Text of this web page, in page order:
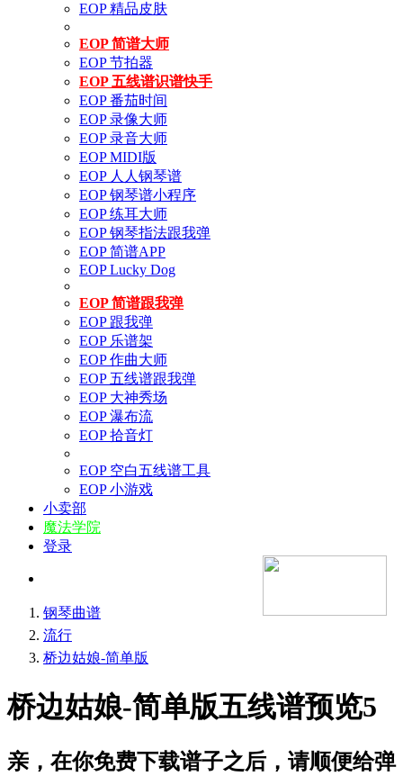
EOP 精品皮肤
EOP 简谱大师
EOP 节拍器
EOP 五线谱识谱快手
EOP 番茄时间
EOP 录像大师
EOP 录音大师
EOP MIDI版
EOP 人人钢琴谱
EOP 钢琴谱小程序
EOP 练耳大师
EOP 钢琴指法跟我弹
EOP 简谱APP
EOP Lucky Dog
EOP 简谱跟我弹
EOP 跟我弹
EOP 乐谱架
EOP 作曲大师
EOP 五线谱跟我弹
EOP 大神秀场
EOP 瀑布流
EOP 拾音灯
EOP 空白五线谱工具
EOP 小游戏
小卖部
魔法学院
登录
钢琴曲谱
流行
桥边姑娘-简单版
桥边姑娘-简单版五线谱预览5
亲，在你免费下载谱子之后，请顺便给弹